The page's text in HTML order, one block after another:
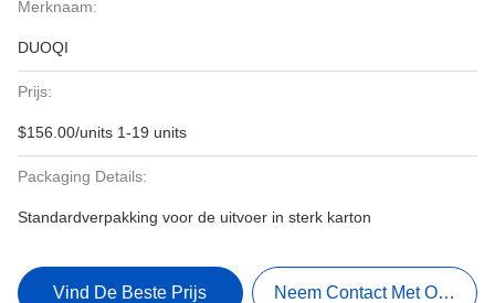
Merknaam:
DUOQI
Prijs:
$156.00/units 1-19 units
Packaging Details:
Standardverpakking voor de uitvoer in sterk karton
Vind De Beste Prijs Neem Contact Met Ons Op